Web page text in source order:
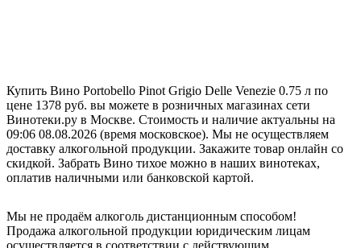
Купить Вино Portobello Pinot Grigio Delle Venezie 0.75 л по
цене 1378 руб. вы можете в розничных магазинах сети
Винотеки.ру в Москве. Стоимость и наличие актуальны на
09:06 08.08.2026 (время московское). Мы не осуществляем
доставку алкогольной продукции. Закажите товар онлайн со
скидкой. Забрать Вино тихое можно в наших винотеках,
оплатив наличными или банковской картой.
Мы не продаём алкоголь дистанционным способом!
Продажа алкогольной продукции юридическим лицам
осуществляется в соответствии с действующим